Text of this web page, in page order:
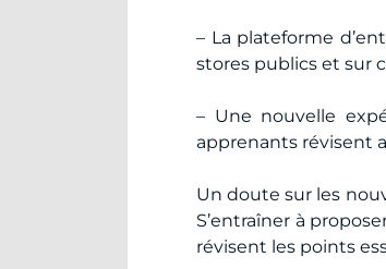
– La plateforme
stores publics et sur
– Une nouvelle
apprenants révisent
Un doute sur les
S’entraîner à
révisent les points